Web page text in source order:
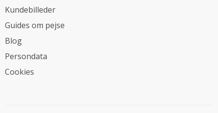
Kundebilleder
Guides om pejse
Blog
Persondata
Cookies